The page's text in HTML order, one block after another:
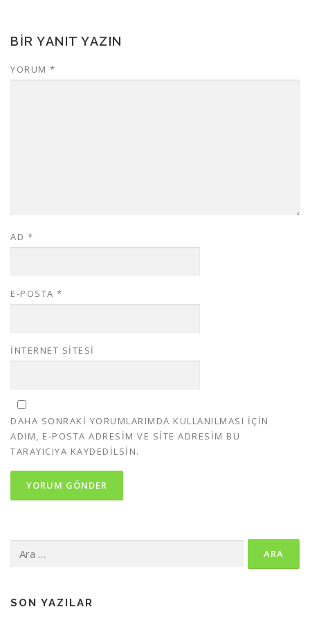
BIR YANIT YAZIN
YORUM *
AD *
E-POSTA *
İNTERNET SITESI
DAHA SONRAKI YORUMLARIMDA KULLANILMASI IÇIN
ADIM, E-POSTA ADRESIM VE SITE ADRESIM BU
TARAYICIYA KAYDEDILSIN.
SON YAZILAR